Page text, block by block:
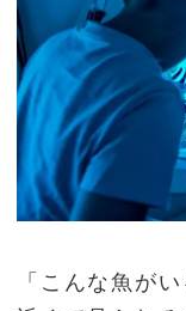
「こんな魚が